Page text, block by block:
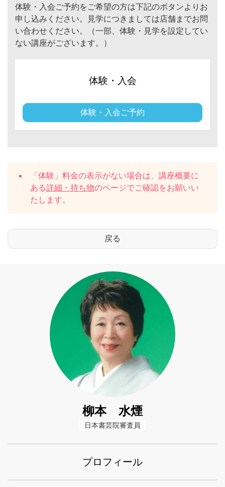
体験・入会ご予約をご希望の方は下記のボタンよりお
申し込みください。見学につきましては店舗までお問
い合わせください。（一部、体験・見学を設定してい
ない講座がございます。）
体験・入会
体験・入会ご予約
「体験」料金の表示がない場合は、講座概要に
ある詳細・持ち物のページでご確認をお願いい
たします。
柳本 水煙
日本書芸院審査員
プロフィール